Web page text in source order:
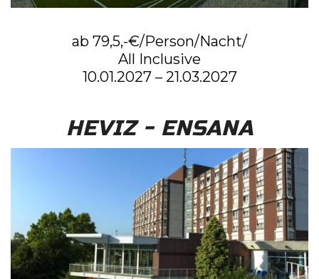
ab 79,5,-€/Person/Nacht/
All Inclusive
10.01.2027 – 21.03.2027
HEVIZ - ENSANA